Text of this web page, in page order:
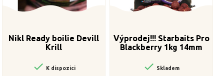
Nikl Ready boilie Devill
Krill
 K dispozici
Výprodej!!! Starbaits Pro
Blackberry 1kg 14mm
 Skladem